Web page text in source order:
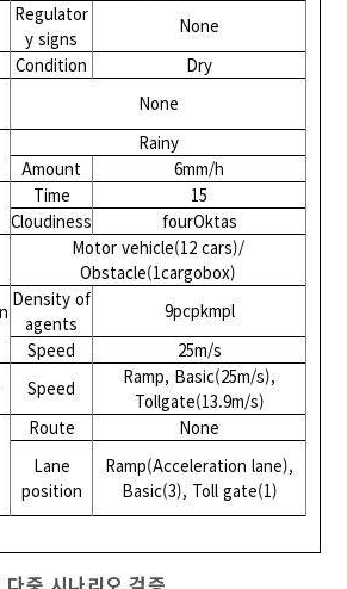
Regulator
y signs
None
Condition
Dry
None
Rainy
Amount
6mm/h
Time
15
Cloudiness
fourOktas
Motor vehicle(12 cars)/
Obstacle(1cargobox)
Density of
agents
9pcpkmpl
Speed
25m/s
Speed
Ramp, Basic(25m/s),
Tollgate(13.9m/s)
Route
None
Lane
position
Ramp(Acceleration lane),
Basic(3), Toll gate(1)